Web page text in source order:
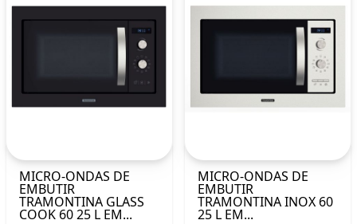
MICRO-ONDAS DE
EMBUTIR
TRAMONTINA GLASS
COOK 60 25 L EM...
MICRO-ONDAS DE
EMBUTIR
TRAMONTINA INOX 60
25 L EM...